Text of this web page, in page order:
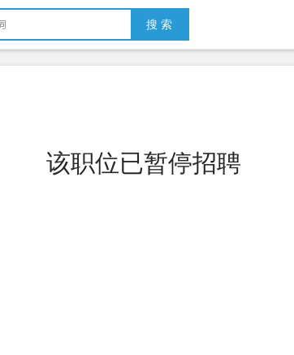
搜 索
该职位已暂停招聘